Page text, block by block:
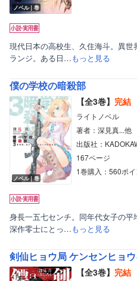
ノベル｜巻
現代日本の高校生、久住海斗。異
ランジ。ある日…もっと見る
僕の学校の暗殺部
ノベル｜巻
【全3巻】 完結
ライトノベル
著者：深見真...他
出版社：
167ページ
1巻購入：560ポイ
身長一五七センチ。同年代女子の平
深作零士にとっ…もっと見る
剣仙ヒョウ局 ケンセンヒョ
【全3巻】 完結